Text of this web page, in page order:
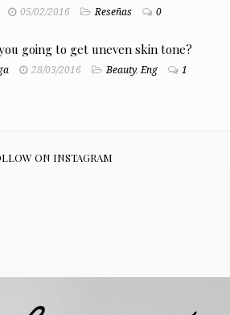
05/02/2016 Reseñas 0
going to get uneven skin tone?
28/03/2016 Beauty,Eng 1
ON INSTAGRAM